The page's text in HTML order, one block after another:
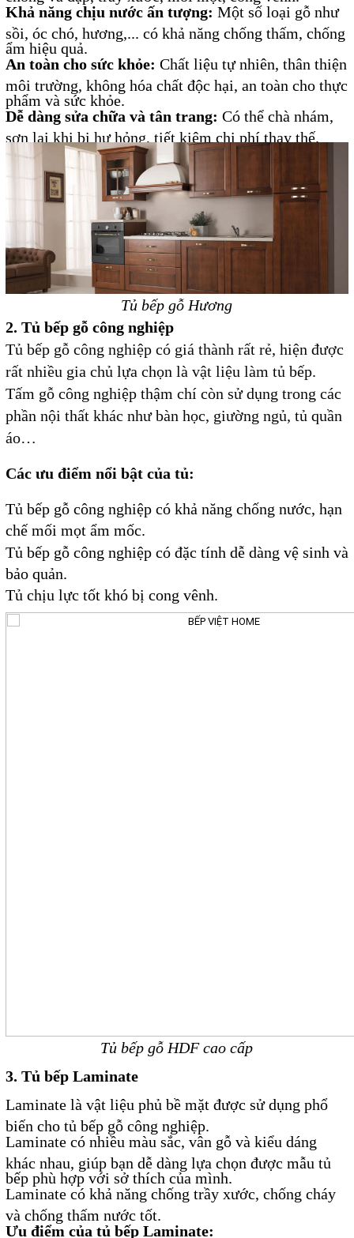
Khả năng chịu nước ấn tượng: Một số loại gỗ như
sồi, óc chó, hương,... có khả năng chống thấm, chống
ẩm hiệu quả.
An toàn cho sức khỏe: Chất liệu tự nhiên, thân thiện
môi trường, không hóa chất độc hại, an toàn cho thực
phẩm và sức khỏe.
Dễ dàng sửa chữa và tân trang: Có thể chà nhám,
sơn lại khi bị hư hỏng, tiết kiệm chi phí thay thế.
Tủ bếp gỗ Hương
2. Tủ bếp gỗ công nghiệp
Tủ bếp gỗ công nghiệp có giá thành rất rẻ, hiện được
rất nhiều gia chủ lựa chọn là vật liệu làm tủ bếp.
Tấm gỗ công nghiệp thậm chí còn sử dụng trong các
phần nội thất khác như bàn học, giường ngủ, tủ quần
áo…
Các ưu điểm nổi bật của tủ:
Tủ bếp gỗ công nghiệpcó khả năng chống nước, hạn
chế mối mọt ẩm mốc.
Tủ bếp gỗ công nghiệp có đặc tính dễ dàng vệ sinh và
bảo quản.
Tủ chịu lực tốt khó bị cong vênh.
Tủ bếp gỗ HDF cao cấp
3. Tủ bếp Laminate
Laminate là vật liệu phủ bề mặt được sử dụng phổ
biến cho tủ bếp gỗ công nghiệp.
Laminate có nhiều màu sắc, vân gỗ và kiểu dáng
khác nhau, giúp bạn dễ dàng lựa chọn được mẫu tủ
bếp phù hợp với sở thích của mình.
Laminate có khả năng chống trầy xước, chống cháy
và chống thấm nước tốt.
Ưu điểm của tủ bếp Laminate: